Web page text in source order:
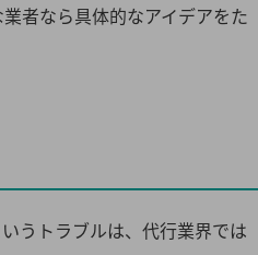
者なら具体的なアイデアをた
うトラブルは、代行業界では